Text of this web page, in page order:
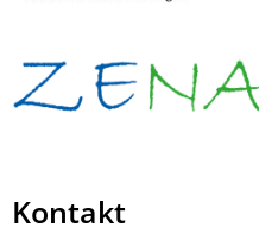
Kontakt